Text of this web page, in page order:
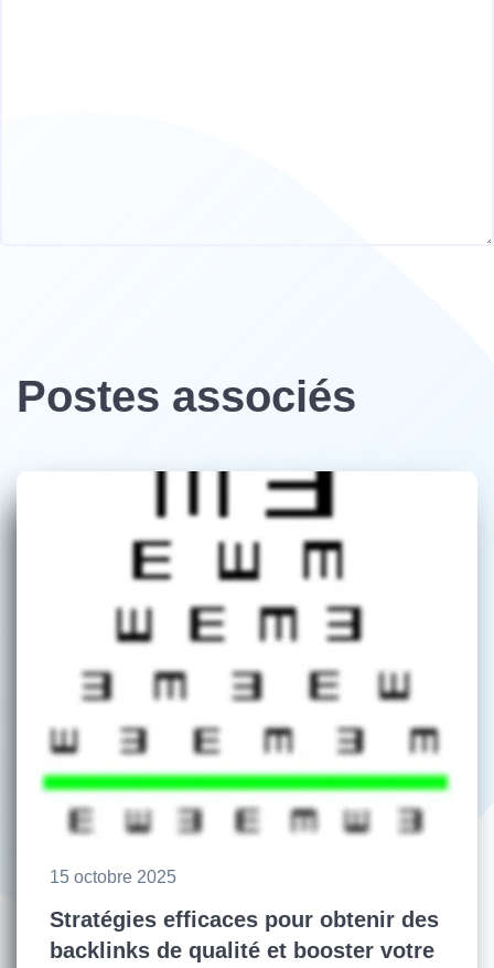
Postes associés
15 octobre 2025
Stratégies efficaces pour obtenir des
backlinks de qualité et booster votre